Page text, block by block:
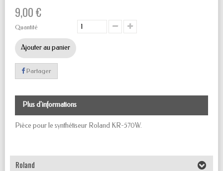
9,00 €
Quantité
Ajouter au panier
Partager
Plus d'informations
Pièce pour le synthétiseur Roland KR-570W.
Roland